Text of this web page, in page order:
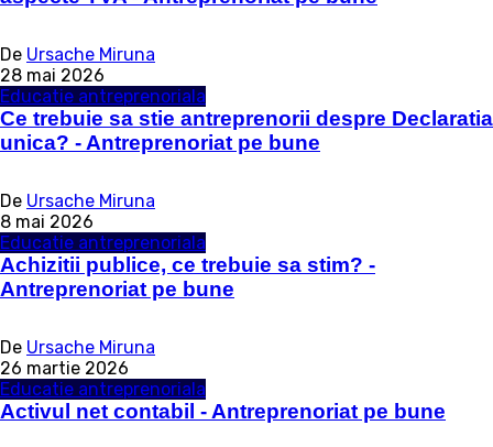
De Ursache Miruna
28 mai 2026
Educatie antreprenoriala
Ce trebuie sa stie antreprenorii despre Declaratia
unica? - Antreprenoriat pe bune
De Ursache Miruna
8 mai 2026
Educatie antreprenoriala
Achizitii publice, ce trebuie sa stim? -
Antreprenoriat pe bune
De Ursache Miruna
26 martie 2026
Educatie antreprenoriala
Activul net contabil - Antreprenoriat pe bune